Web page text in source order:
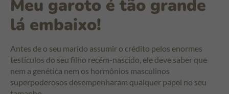
Meu garoto é tão grande
lá embaixo!
Antes de o seu marido assumir o crédito pelos enormes
testículos do seu filho recém-nascido, ele deve saber que
nem a genética nem os hormônios masculinos
superpoderosos desempenharam qualquer papel no seu